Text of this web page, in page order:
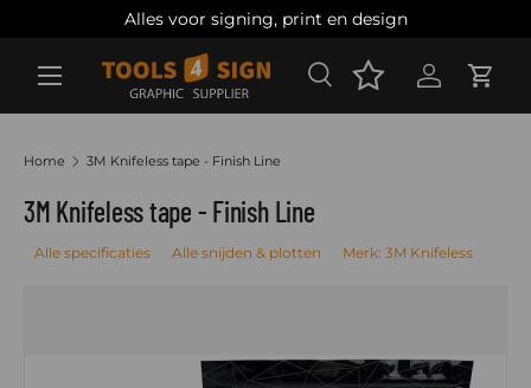
Alles voor signing, print en design
Zoeken
Zoeken Account
Home 3M Knifeless tape - Finish Line
3M Knifeless tape - Finish Line
Alle specificaties Alle snijden & plotten Merk: 3M Knifeless